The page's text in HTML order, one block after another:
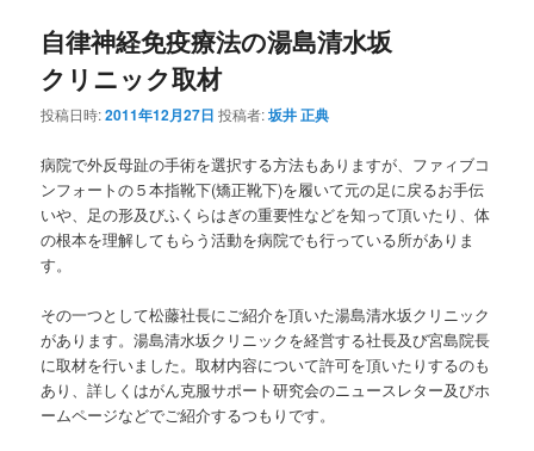
ビ
ゲ
ー
シ
ン
自律神経免疫療法の湯島清水坂
クリニック取材
投稿日時:2011年12月27日 投稿者:坂井 正典
病院で外反母趾の手術を選択する方法もありますが、ファィブコ
ンフォートの５本指靴下(矯正靴下)を履いて元の足に戻るお手伝
いや、足の形及びふくらはぎの重要性などを知って頂いたり、体
の根本を理解してもらう活動を病院でも行っている所がありま
す。
その一つとして松藤社長にご紹介を頂いた湯島清水坂クリニック
があります。湯島清水坂クリニックを経営する社長及び宮島院長
に取材を行いました。取材内容について許可を頂いたりするのも
あり、詳しくはがん克服サポート研究会のニュースレター及びホ
ームページなどでご紹介するつもりです。